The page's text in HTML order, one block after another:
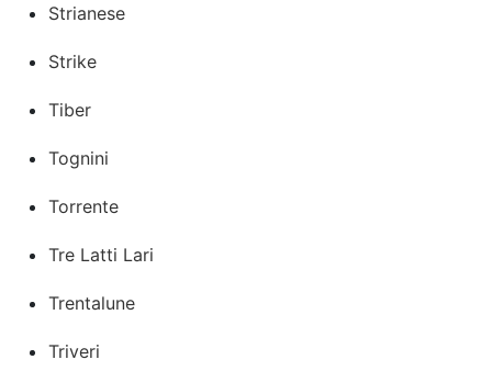
Strianese
Strike
Tiber
Tognini
Torrente
Tre Latti Lari
Trentalune
Triveri